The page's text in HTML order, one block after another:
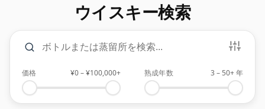
ウイスキー検索
検索とフィルター
ボトルまたは蒸留所を検索
価格 ¥0–¥100,000+
最低 価格
最高 価格
熟成年数 3 – 50+年
最低 熟成年数
最高 熟成年数